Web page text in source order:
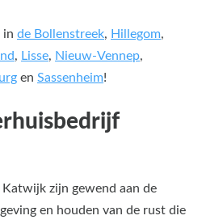
in de Bollenstreek, Hillegom,
, Lisse, Nieuw-Vennep,
en Sassenheim!
zijn gewend aan de
en houden van de rust die